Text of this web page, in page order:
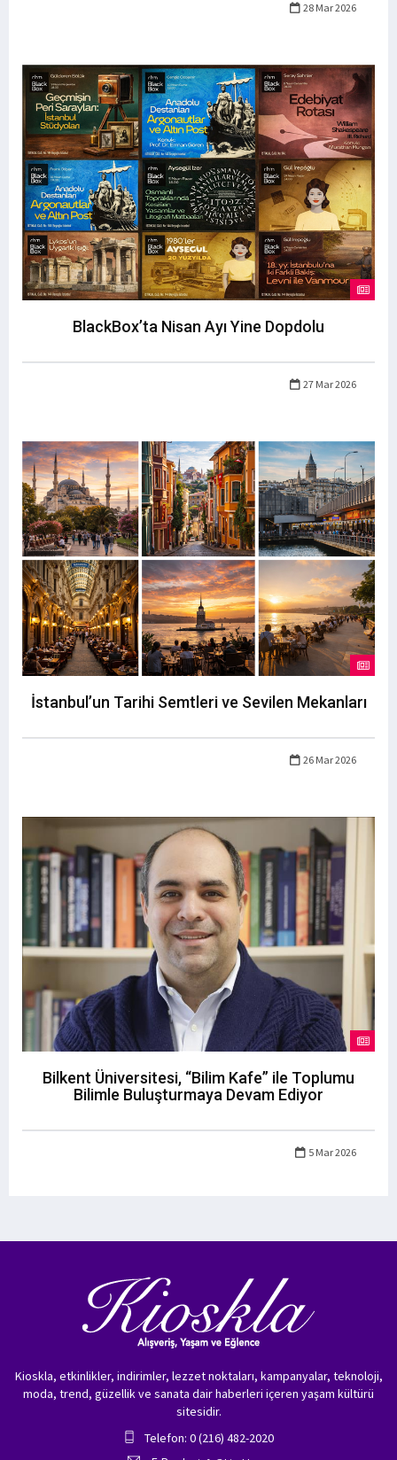
28 Mar 2026
BlackBox’ta Nisan Ayı Yine Dopdolu
27 Mar 2026
İstanbul’un Tarihi Semtleri ve Sevilen Mekanları
26 Mar 2026
Bilkent Üniversitesi, “Bilim Kafe” ile Toplumu
Bilimle Buluşturmaya Devam Ediyor
5 Mar 2026
Kioskla, etkinlikler, indirimler, lezzet noktaları, kampanyalar, teknoloji,
moda, trend, güzellik ve sanata dair haberleri içeren yaşam kültürü
sitesidir.
Telefon: 0 (216) 482-2020